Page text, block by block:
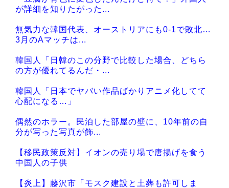
が詳細を知りたがった...
無気力な韓国代表、オーストリアにも0-1で敗北…
3月のAマッチは...
韓国人「日韓のこの分野で比較した場合、どちら
の方が優れてるんだ・...
韓国人「日本でヤバい作品ばかりアニメ化してて
心配になる…」
偶然のホラー。民泊した部屋の壁に、10年前の自
分が写った写真が飾...
【移民政策反対】イオンの売り場で唐揚げを食う
中国人の子供
【炎上】藤沢市「モスク建設と土葬も許可しま